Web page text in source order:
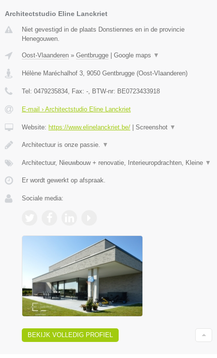
Architectstudio Eline Lanckriet
Niet gevestigd in de plaats Donstiennes en in de provincie
Henegouwen.
Oost-Vlaanderen » Gentbrugge Google maps ▼
Hélène Maréchalhof 3, 9050 Gentbrugge (Oost-Vlaanderen)
Tel: 0479235834, Fax: -, BTW-nr: BE0723433918
E-mail › Architectstudio Eline Lanckriet
Website: https://www.elinelanckriet.be/ Screenshot ▼
Architectuur is onze passie. ▼
Architectuur, Nieuwbouw + renovatie, Interieuropdrachten, Kleine ▼
Er wordt gewerkt op afspraak.
Sociale media:
BEKIJK VOLLEDIG PROFIEL